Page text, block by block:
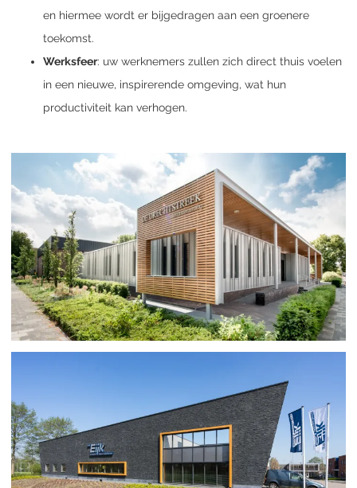
en hiermee wordt er bijgedragen aan een groenere
toekomst.
Werksfeer: uw werknemers zullen zich direct thuis voelen
in een nieuwe, inspirerende omgeving, wat hun
productiviteit kan verhogen.